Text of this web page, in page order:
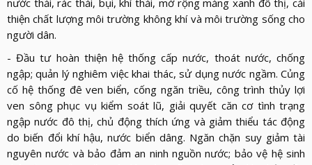
thiện chất lượng môi trường không khí và môi trường sống cho
người dân.
- Đầu tư hoàn thiện hệ thống cấp nước, thoát nước, chống
ngập; quản lý nghiêm việc khai thác, sử dụng nước ngầm. Củng
cố hệ thống đê ven biển, cống ngăn triều, công trình thủy lợi
ven sông phục vụ kiểm soát lũ, giải quyết căn cơ tình trạng
ngập nước đô thị, chủ động thích ứng và giảm thiểu tác động
do biến đổi khí hậu, nước biển dâng. Ngăn chặn suy giảm tài
nguyên nước và bảo đảm an ninh nguồn nước; bảo vệ hệ sinh